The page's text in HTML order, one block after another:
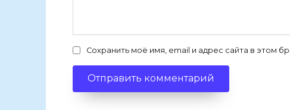
Сохранить моё имя, email и адрес сайта в этом